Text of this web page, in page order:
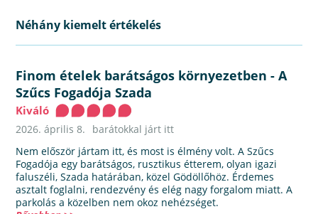
Néhány kiemelt értékelés
Finom ételek barátságos környezetben - A
Szűcs Fogadója Szada
Kiváló
2026. április 8.
barátokkal járt itt
Nem először jártam itt, és most is élmény volt. A Szűcs
Fogadója egy barátságos, rusztikus étterem, olyan igazi
faluszéli, Szada határában, közel Gödöllőhöz. Érdemes
asztalt foglalni, rendezvény és elég nagy forgalom miatt. A
parkolás a közelben nem okoz nehézséget.